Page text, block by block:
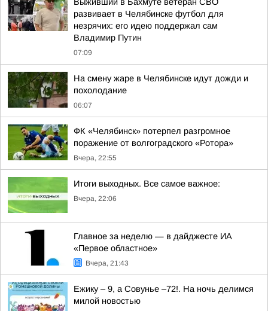
развивает в Челябинске футбол для
незрячих: его идею поддержал сам
Владимир Путин
07:09
На смену жаре в Челябинске идут дожди и
похолодание
06:07
ФК «Челябинск» потерпел разгромное
поражение от волгоградского «Ротора»
Вчера, 22:55
Итоги выходных. Все самое важное:
Вчера, 22:06
Главное за неделю — в дайджесте ИА
«Первое областное»
Вчера, 21:43
Ежику – 9, а Совунье –72!. На ночь делимся
милой новостью